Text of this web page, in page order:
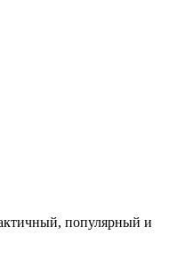
популярный и